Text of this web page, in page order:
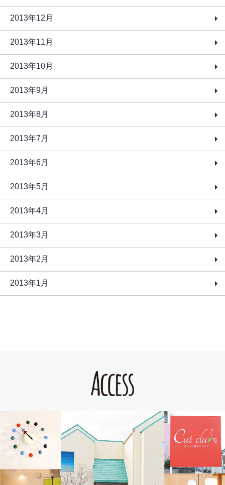
2013年12月
2013年11月
2013年10月
2013年9月
2013年8月
2013年7月
2013年6月
2013年5月
2013年4月
2013年3月
2013年2月
2013年1月